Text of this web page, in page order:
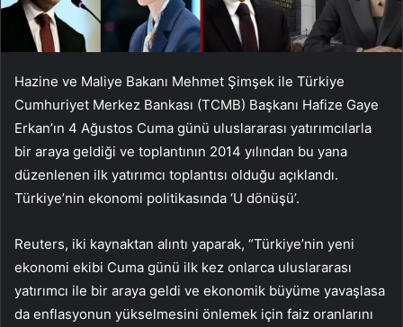
Hazine ve Maliye Bakanı Mehmet Şimşek ile Türkiye
Cumhuriyet Merkez Bankası (TCMB) Başkanı Hafize Gaye
Erkan’ın 4 Ağustos Cuma günü uluslararası yatırımcılarla
bir araya geldiği ve toplantının 2014 yılından bu yana
düzenlenen ilk yatırımcı toplantısı olduğu açıklandı.
Türkiye’nin ekonomi politikasında ‘U dönüşü’.
Reuters, iki kaynaktan alıntı yaparak, “Türkiye’nin yeni
ekonomi ekibi Cuma günü ilk kez onlarca uluslararası
yatırımcı ile bir araya geldi ve ekonomik büyüme yavaşlasa
da enflasyonun yükselmesini önlemek için faiz oranlarını